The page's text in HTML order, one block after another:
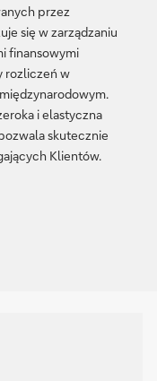
przez
się w zarządzaniu
finansowymi
rozliczeń w
i elastyczna
skutecznie
Klientów.